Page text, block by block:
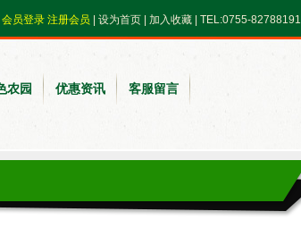
会员登录 注册会员 设为首页 加入收藏 | TEL:0755-82788191
农园 优惠资讯 客服留言